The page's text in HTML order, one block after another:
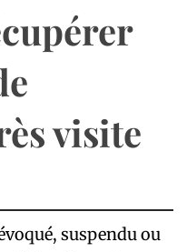
visite
suspendu ou